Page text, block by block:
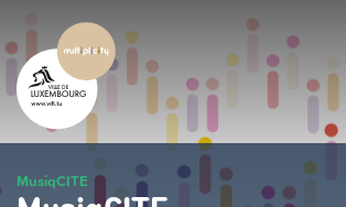
au
contenu
principal
MusiqCITE